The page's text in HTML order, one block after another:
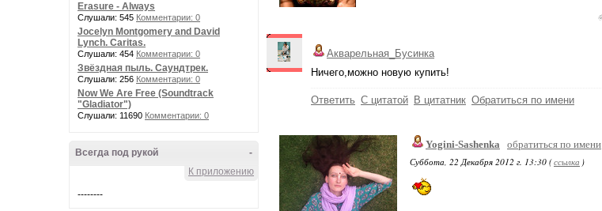
Erasure - Always
Слушали: 545 Комментарии: 0
Jocelyn Montgomery and David
Lynch. Caritas.
Слушали: 454 Комментарии: 0
Звёздная пыль. Саундтрек.
Слушали: 256 Комментарии: 0
Now We Are Free (Soundtrack
"Gladiator")
Слушали: 11690 Комментарии: 0
-
Всегда под рукой
К приложению
--------
Акварельная_Бусинка
Ничего,можно новую купить!
Ответить С цитатой В цитатник Обратиться по имени
Yogini-Sashenka
обратиться по имени
Суббота, 22 Декабря 2012 г. 13:30 (ссылка )